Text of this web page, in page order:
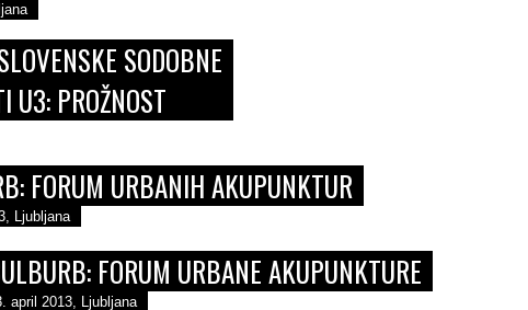
SODOBNE
U3: PROŽNOST
FORUM URBANIH AKUPUNKTUR
Ljubljana
FORUM URBANE AKUPUNKTURE
april 2013, Ljubljana